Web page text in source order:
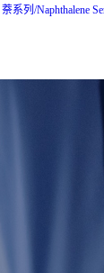
萘系列/Naphthalene